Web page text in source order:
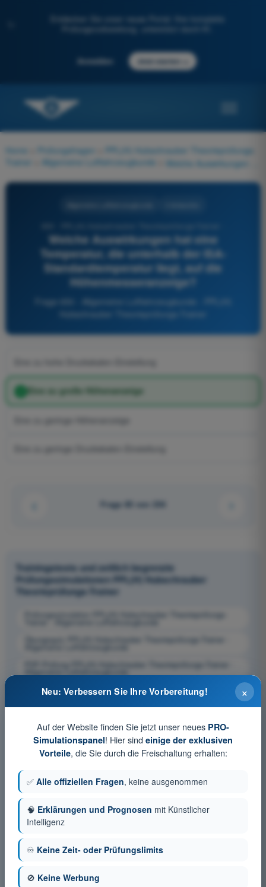
Entdecken Sie unser neues Portal: Ihre komplette
Prüfungsvorbereitung, unterstützt durch KI.
Anmelden Jetzt starten
Home Prüfungsfragen
PPL(H) Hubschrauber Theorieprüfungs-
Trainer
Allgemeine Luftfahrzeugkunde
Welche Auswirkungen hat eine
Temperatur, die unterhalb der ISA-
Standardtemperatur liegt, auf die
Höhenmesseranzeige?
Frage 650 - Allgemeine Luftfahrzeugkunde - PPL(H)
Eine zu große Höhenanzeige
Frage 85 von 236
Trainingstests und zeitlich begrenzte
Prüfungssimulationen PPL(H) Hubschrauber
Theorieprüfungs-Trainer
Prüfungssimulation PPL(H) Hubschrauber Theorieprüfungs-
Übungsquiz PPL(H) Hubschrauber Theorieprüfungs-Trainer -
PDF-Prüfung PPL(H) Hubschrauber Theorieprüfungs-Trainer -
×
Neu: Verbessern Sie Ihre Vorbereitung!
Auf der Website finden Sie jetzt unser neues PRO-
Simulationspanel! Hier sind einige der exklusiven
Vorteile, die Sie durch die Freischaltung erhalten:
✅ Alle offiziellen Fragen, keine ausgenommen
🧠 Erklärungen und Prognosen mit Künstlicher
Intelligenz
♾️ Keine Zeit- oder Prüfungslimits
🚫 Keine Werbung